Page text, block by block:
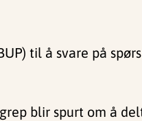
til å svare på
blir spurt om å